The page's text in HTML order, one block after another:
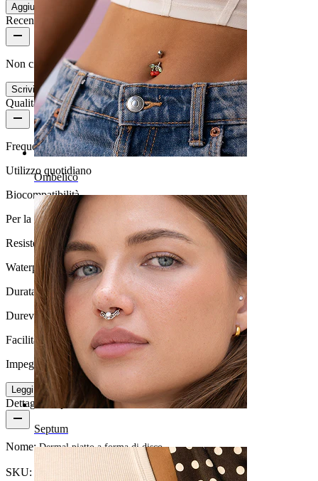
Ombelico
Septum
Aggiungi al carrello
Recensioni del prodotto
Non ci sono ancora recensioni per questo prodotto
Scrivi una recensione
Qualità del prodotto
Frequenza di utilizzo
Utilizzo quotidiano
Biocompatibilità
Per la maggior parte dei tipi di pelle
Resistenza all'acqua
Waterproof
Durata
Durevole
Facilità d'uso
Impegnativo
Leggi di più
Dettagli del prodotto
Nome:Dermal piatto a forma di disco
SKU: